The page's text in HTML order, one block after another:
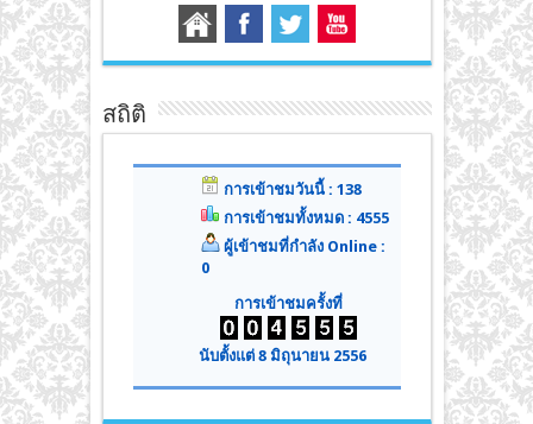
สถิติ
การเข้าชมวันนี้ : 138
การเข้าชมทั้งหมด : 4555
ผู้เข้าชมที่กำลัง Online :
0
การเข้าชมครั้งที่
นับตั้งแต่ 8 มิถุนายน 2556